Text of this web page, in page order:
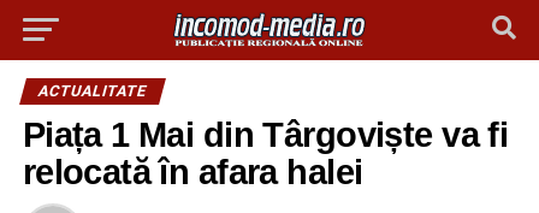
ACTUALITATE
Piața 1 Mai din Târgoviște va fi
relocată în afara halei